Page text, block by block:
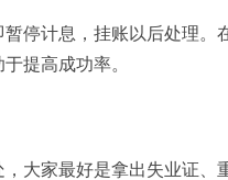
停计息，挂账以后处理
提高成功率。
大家最好是拿出失业证